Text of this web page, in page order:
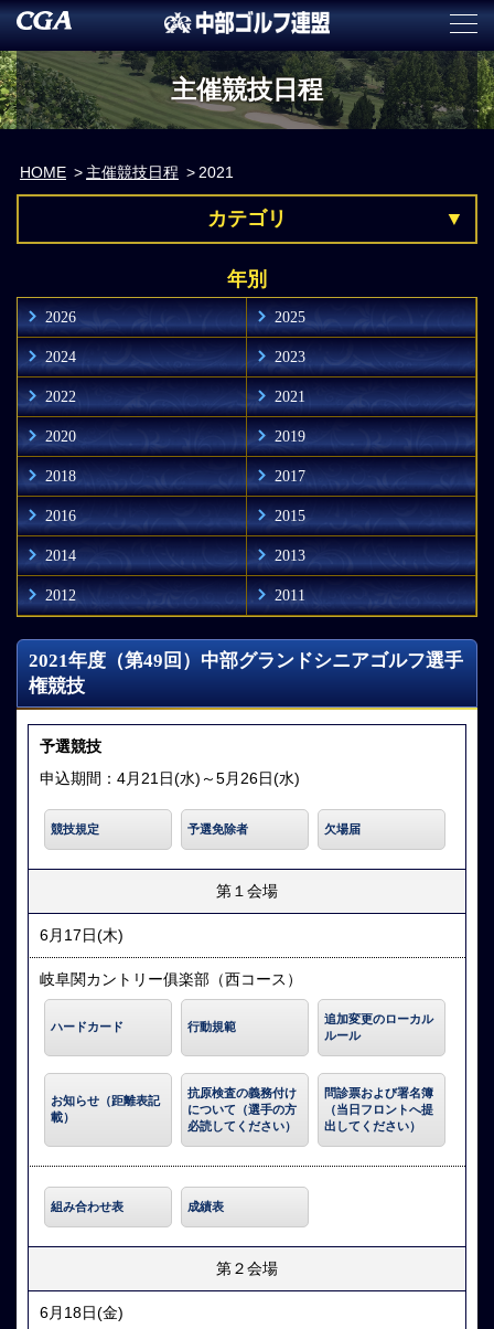
主催競技日程
HOME 主催競技日程 2021
カテゴリ
年別
2026 2025
2024 2023
2022 2021
2020 2019
2018 2017
2016 2015
2014 2013
2012 2011
2021年度（第49回）中部グランドシニアゴルフ選手
権競技
予選競技
申込期間：4月21日(水)～5月26日(水)
競技規定 予選免除者 欠場届
第１会場
6月17日(木)
岐阜関カントリー俱楽部（西コース）
ハードカード 行動規範
追加変更のローカル
ルール
お知らせ（距離表記
載）
抗原検査の義務付け
について（選手の方
必読してください）
問診票および署名簿
（当日フロントへ提
出してください）
組み合わせ表 成績表
第２会場
6月18日(金)